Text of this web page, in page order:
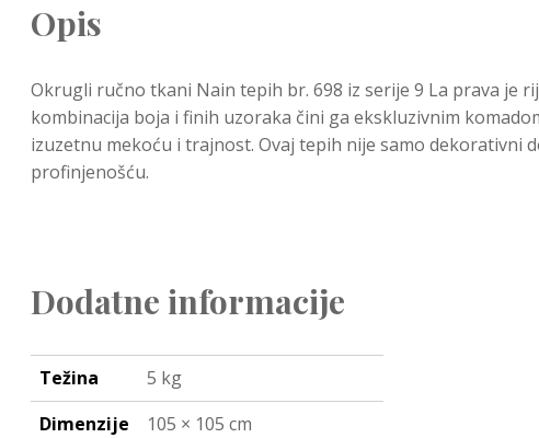
Opis
Okrugli ručno tkani Nain tepih br. 698 iz serije 9 La prava je
kombinacija boja i finih uzoraka čini ga ekskluzivnim
izuzetnu mekoću i trajnost. Ovaj tepih nije samo dekorativni
profinjenošću.
Dodatne informacije
Težina
5 kg
Dimenzije
105 × 105 cm